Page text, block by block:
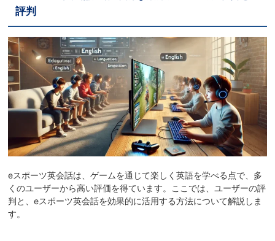
評判
eスポーツ英会話は、ゲームを通じて楽しく英語を学べる点で、多
くのユーザーから高い評価を得ています。ここでは、ユーザーの評
判と、eスポーツ英会話を効果的に活用する方法について解説しま
す。